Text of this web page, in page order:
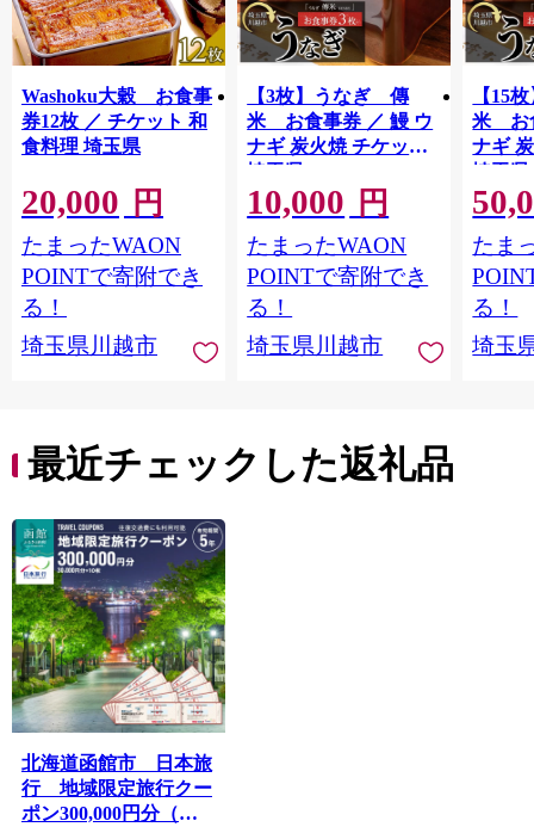
Washoku大穀 お食事
券12枚 ／ チケット 和
食料理 埼玉県
20,000 円
たまったWAON
POINTで寄附でき
る！
埼玉県川越市
【3枚】うなぎ 傳
米 お食事券 ／ 鰻 ウ
ナギ 炭火焼 チケット
埼玉県
10,000 円
たまったWAON
POINTで寄附でき
る！
埼玉県川越市
【15
米 お
ナギ
埼玉県
たま
る！
埼玉
最近チェックした返礼品
北海道函館市 日本旅
行 地域限定旅行クー
ポン300,000円分（郵